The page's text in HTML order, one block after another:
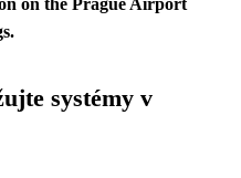
systémy v